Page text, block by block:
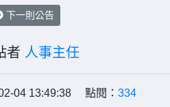
下一則公告
者 人事主任
04 13:49:38 點閱： 334